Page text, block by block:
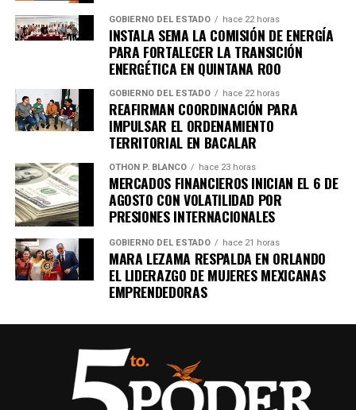
helicóptero a un destino no revelado. Organizaciones
internacionales expresaron preocupación por el clima
electoral.
8. Expresidente surcoreano Yoon
Suk Yeol es condenado a cinco años
Un tribunal de Corea del Sur sentenció al exmandatario a
cinco años de prisión por obstrucción de justicia
relacionada con la declaración de ley marcial en 2024. La
defensa anunció que apelará el fallo.
9. Canadá y China firman acuerdo
comercial clave
a vehículos eléctricos chinos y la disminución
de tarifas al canola canadiense, en un intento por
estabilizar relaciones económicas.
GOBIERNO DEL ESTADO hace 22 horas
INSTALA SEMA LA COMISIÓN DE ENERGÍA
PARA FORTALECER LA TRANSICIÓN
ENERGÉTICA EN QUINTANA ROO
GOBIERNO DEL ESTADO hace 22 horas
REAFIRMAN COORDINACIÓN PARA
IMPULSAR EL ORDENAMIENTO
TERRITORIAL EN BACALAR
OTHON P. BLANCO hace 23 horas
MERCADOS FINANCIEROS INICIAN EL 6 DE
AGOSTO CON VOLATILIDAD POR
PRESIONES INTERNACIONALES
GOBIERNO DEL ESTADO hace 21 horas
MARA LEZAMA RESPALDA EN ORLANDO
EL LIDERAZGO DE MUJERES MEXICANAS
EMPRENDEDORAS